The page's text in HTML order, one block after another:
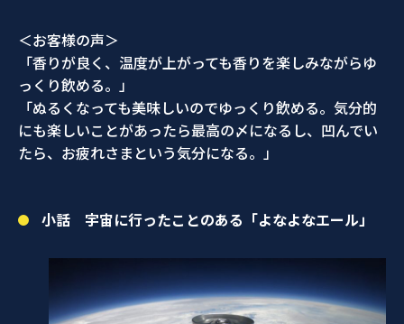
＜お客様の声＞
「香りが良く、温度が上がっても香りを楽しみながらゆ
っくり飲める。」
「ぬるくなっても美味しいのでゆっくり飲める。気分的
にも楽しいことがあったら最高の〆になるし、凹んでい
たら、お疲れさまという気分になる。」
小話 宇宙に行ったことのある「よなよなエール」